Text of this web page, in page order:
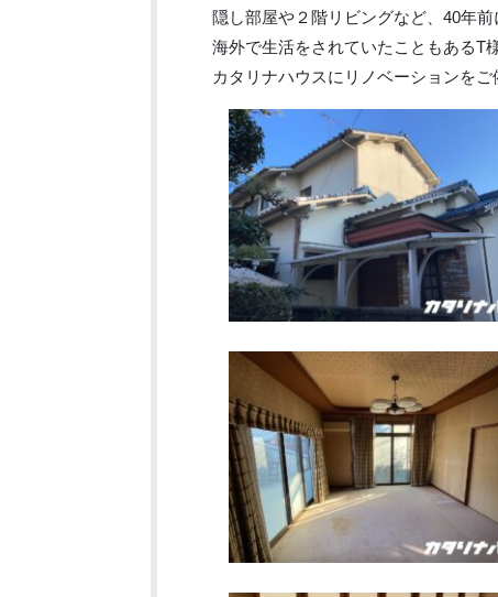
隠し部屋や２階リビングなど、40年
海外で生活をされていたこともあるT
カタリナハウスにリノベーションを